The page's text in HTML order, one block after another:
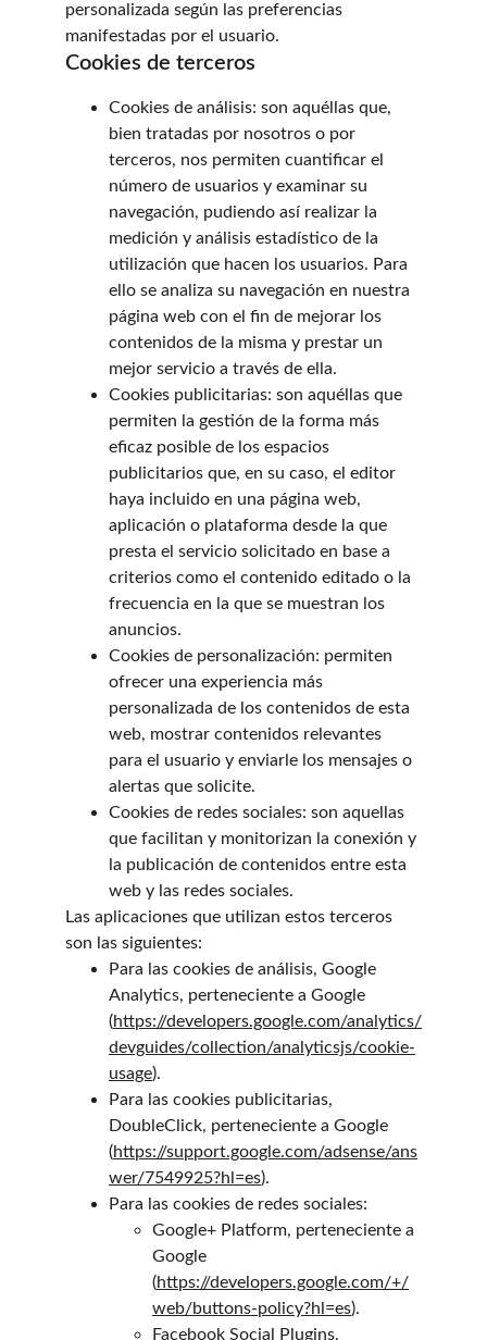
personalizada según las preferencias
manifestadas por el usuario.
Cookies de terceros
Cookies de análisis: son aquéllas que,
bien tratadas por nosotros o por
terceros, nos permiten cuantificar el
número de usuarios y examinar su
navegación, pudiendo así realizar la
medición y análisis estadístico de la
utilización que hacen los usuarios. Para
ello se analiza su navegación en nuestra
página web con el fin de mejorar los
contenidos de la misma y prestar un
mejor servicio a través de ella.
Cookies publicitarias: son aquéllas que
permiten la gestión de la forma más
eficaz posible de los espacios
publicitarios que, en su caso, el editor
haya incluido en una página web,
aplicación o plataforma desde la que
presta el servicio solicitado en base a
criterios como el contenido editado o la
frecuencia en la que se muestran los
anuncios.
Cookies de personalización: permiten
ofrecer una experiencia más
personalizada de los contenidos de esta
web, mostrar contenidos relevantes
para el usuario y enviarle los mensajes o
alertas que solicite.
Cookies de redes sociales: son aquellas
que facilitan y monitorizan la conexión y
la publicación de contenidos entre esta
web y las redes sociales.
Las aplicaciones que utilizan estos terceros
son las siguientes:
Para las cookies de análisis, Google
Analytics, perteneciente a Google
(https://developers.google.com/analytics/
devguides/collection/analyticsjs/cookie-
usage).
Para las cookies publicitarias,
DoubleClick, perteneciente a Google
(https://support.google.com/adsense/ans
wer/7549925?hl=es).
Para las cookies de redes sociales:
Google+ Platform, perteneciente a
Google
(https://developers.google.com/+/
web/buttons-policy?hl=es).
Facebook Social Plugins,